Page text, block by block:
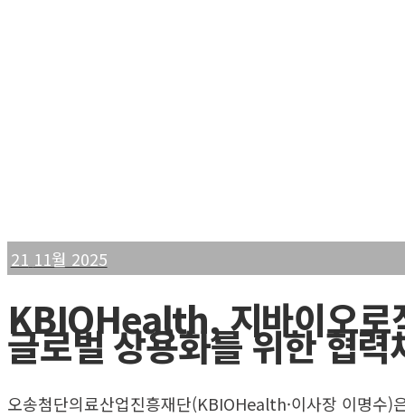
21 11월 2025
KBIOHealth, 지바이오로
글로벌 상용화를 위한 협력
오송첨단의료산업진흥재단(KBIOHealth·이사장 이명수